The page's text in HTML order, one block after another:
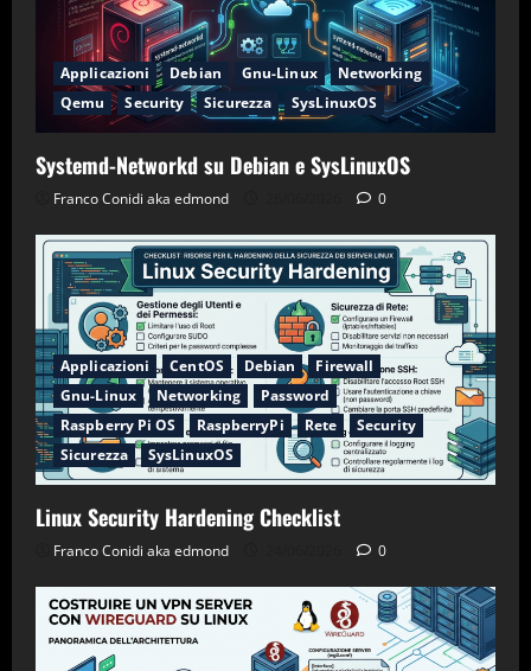
Applicazioni Debian Gnu-Linux
Networking
Qemu
Security Sicurezza SysLinuxOS
Systemd-Networkd su Debian e SysLinuxOS
Franco Conidi aka edmond 0
Applicazioni CentOS Debian
Firewall
Gnu-Linux
Networking
Password
Raspberry Pi OS
RaspberryPi Rete
Security
Sicurezza
SysLinuxOS
Linux Security Hardening Checklist
Franco Conidi aka edmond 0